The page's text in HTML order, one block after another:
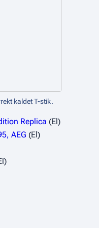
kaldet T-stik.
Replica (El)
AEG (El)